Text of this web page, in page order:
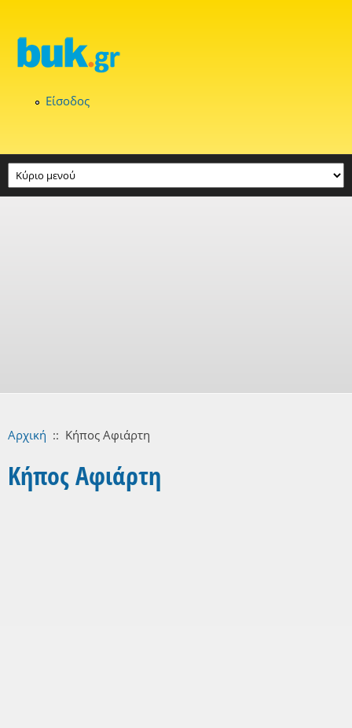
Είσοδος
Αρχική :: Κήπος Αφιάρτη
Κήπος Αφιάρτη